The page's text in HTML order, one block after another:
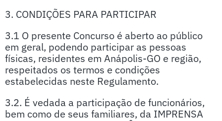
3. CONDIÇÕES PARA PARTICIPAR
3.1 O presente Concurso é aberto ao público
em geral, podendo participar as pessoas
físicas, residentes em Anápolis-GO e região,
respeitados os termos e condições
estabelecidas neste Regulamento.
3.2. É vedada a participação de funcionários,
bem como de seus familiares, da IMPRENSA